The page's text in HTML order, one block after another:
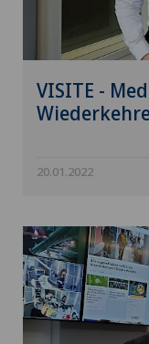
VISITE -
20.01.2022